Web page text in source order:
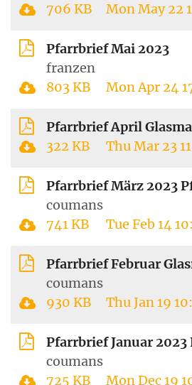
706 KB
Mon May 22
Pfarrbrief Mai 2023
franzen
803 KB
Mon Apr 24
Pfarrbrief April
322 KB
Thu Mar 23
Pfarrbrief März 2023
coumans
741 KB
Tue Feb 14
Pfarrbrief Februar
coumans
930 KB
Thu Jan 19
Pfarrbrief Januar 2023
coumans
725 KB
Mon Dec 19